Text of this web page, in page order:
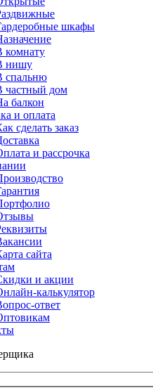
шкафы
комнату
нишу
спальню
частный дом
балкон
и оплата
сделать заказ
и рассрочка
сайта
и акции
калькулятор
ответ